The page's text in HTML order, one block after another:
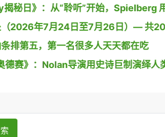
秘日》：从“聆听”开始，Spielberg
（2026年7月24日至7月26日）— 共
排第五，第一名很多人天天都在吃
赛》：Nolan导演用史诗巨制演绎人